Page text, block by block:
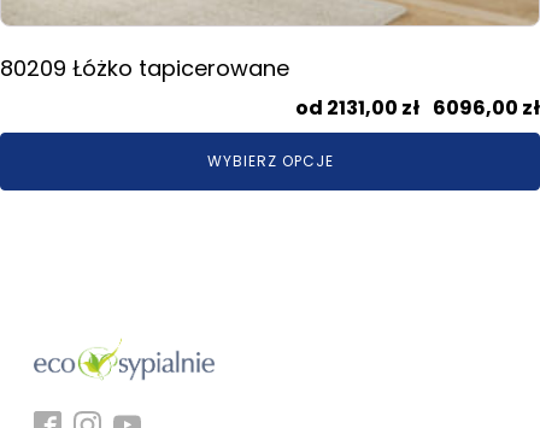
80209 Łóżko tapicerowane
2131,00 zł 6096,00 zł
WYBIERZ OPCJE